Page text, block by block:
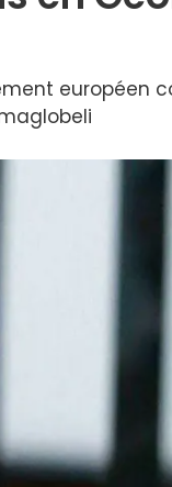
européen